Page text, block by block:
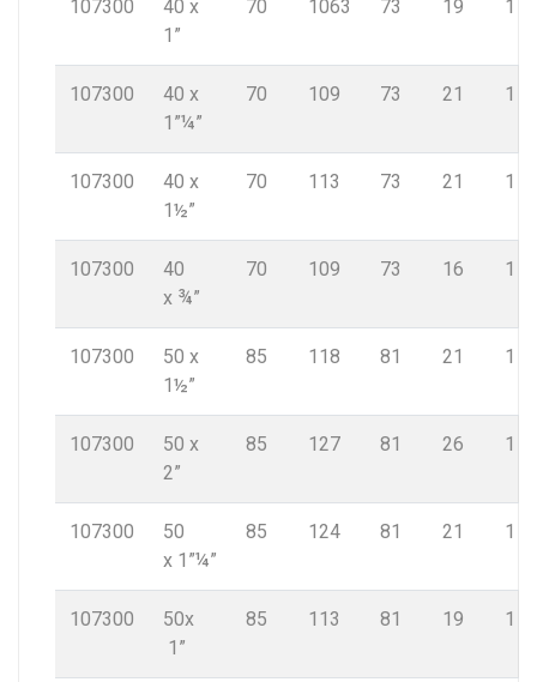
107300
40 x
1”
70 1063 73 19 1
107300
40 x
1”¼”
70 109 73 21 1
107300
40 x
1½”
70 113 73 21 1
107300
40
x ¾”
70 109 73 16 1
107300
50 x
1½”
85 118 81 21 1
107300
50 x
2”
85 127 81 26 1
107300
50
x 1”¼”
85 124 81 21 1
107300
50x
1”
85 113 81 19 1